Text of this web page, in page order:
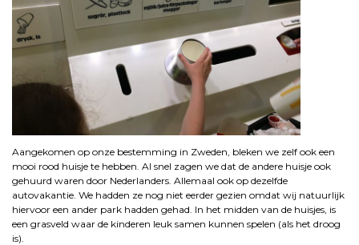
Aangekomen op onze bestemming in Zweden, bleken we zelf ook een
mooi rood huisje te hebben. Al snel zagen we dat de andere huisje ook
gehuurd waren door Nederlanders. Allemaal ook op dezelfde
autovakantie. We hadden ze nog niet eerder gezien omdat wij natuurlijk
hiervoor een ander park hadden gehad. In het midden van de huisjes, is
een grasveld waar de kinderen leuk samen kunnen spelen (als het droog
is).